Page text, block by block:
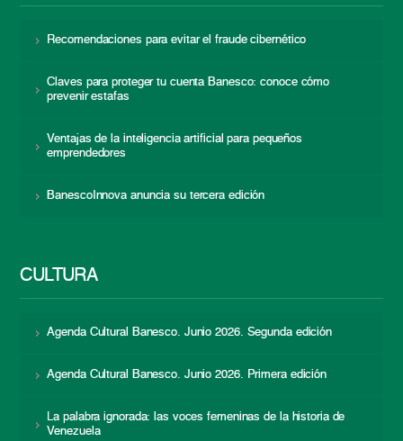
Recomendaciones para evitar el fraude cibernético
Claves para proteger tu cuenta Banesco: conoce cómo
prevenir estafas
Ventajas de la inteligencia artificial para pequeños
emprendedores
BanescoInnova anuncia su tercera edición
CULTURA
Agenda Cultural Banesco. Junio 2026. Segunda edición
Agenda Cultural Banesco. Junio 2026. Primera edición
La palabra ignorada: las voces femeninas de la historia de
Venezuela